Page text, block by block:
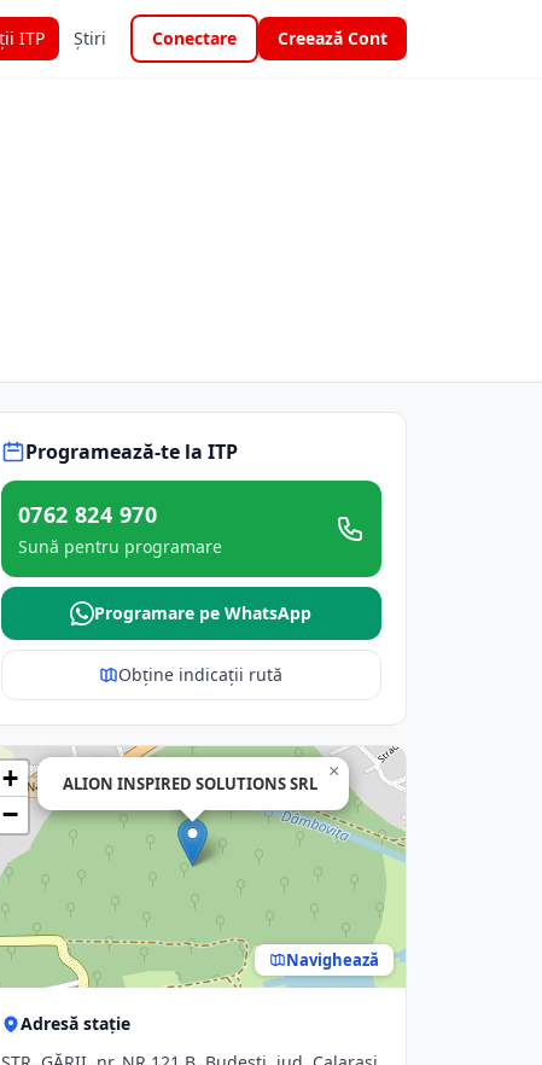
ITP Știri Conectare Creează Cont
Programează-te la ITP
0762 824 970
Sună pentru programare
Programare pe WhatsApp
Obține indicații rută
ALION INSPIRED SOLUTIONS SRL
×
+
−
Navighează
Adresă stație